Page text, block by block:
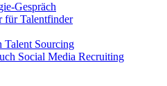
Gespräch
für Talentfinder
Talent Sourcing
Social Media Recruiting